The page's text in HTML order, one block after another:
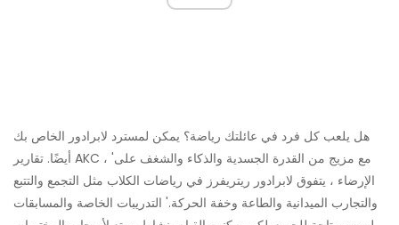
هل يلعب كل فرد في عائلتك رياضة؟ يمكن لمسترد لابرادور الخاص بك
أيضًا. تقارير AKC ، 'مع مزيج من القدرة الجسدية والذكاء والشغف على
الإرضاء ، يتفوق لابرادور ريتريفرز في رياضات الكلاب مثل التجمع والتتبع
والتجارب الميدانية والطاعة وخفة الحركة.' التدريبات الخاصة والمسابقات